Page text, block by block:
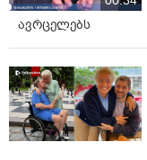
საქართველოში,
საქმე“ მსჯელობენ.
„მედიის
განსაკუთრებით
ავრცელებს